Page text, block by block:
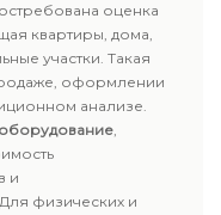
оценка
квартиры, дома,
участки. Такая
оформлении
анализе.
оборудование,
и
физических и